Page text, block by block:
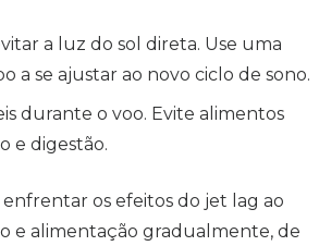
a luz do sol direta. Use uma
a se ajustar ao novo ciclo de sono.
durante o voo. Evite alimentos
e digestão.
enfrentar os efeitos do jet lag ao
e alimentação gradualmente, de